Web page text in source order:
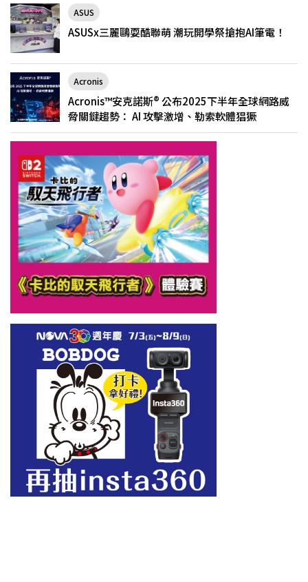
ASUS
ASUSx三麗鷗耍酷聯萌 潮玩開學祭搶抱AI筆電！
Acronis
Acronis™安克諾斯® 公布2025下半年全球網路威
脅關鍵趨勢： AI 攻擊激增、勒索軟體猖獗